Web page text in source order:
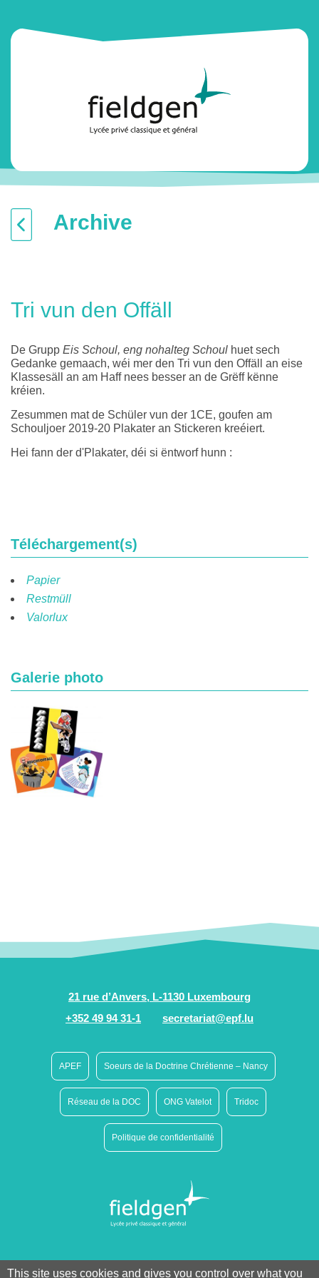
Archive
Tri vun den Offäll
De Grupp Eis Schoul, eng nohalteg Schoul huet sech
Gedanke gemaach, wéi mer den Tri vun den Offäll an eise
Klassesäll an am Haff nees besser an de Grëff kënne
kréien.
Zesummen mat de Schüler vun der 1CE, goufen am
Schouljoer 2019-20 Plakater an Stickeren kreéiert.
Hei fann der d'Plakater, déi si ëntworf hunn :
Téléchargement(s)
Papier
Restmüll
Valorlux
Galerie photo
21 rue d’Anvers, L-1130 Luxembourg
+352 49 94 31-1
secretariat@epf.lu
APEF Soeurs de la Doctrine Chrétienne – Nancy
Réseau de la DOC ONG Vatelot Tridoc
Politique de confidentialité
This site uses cookies and gives you control over what you